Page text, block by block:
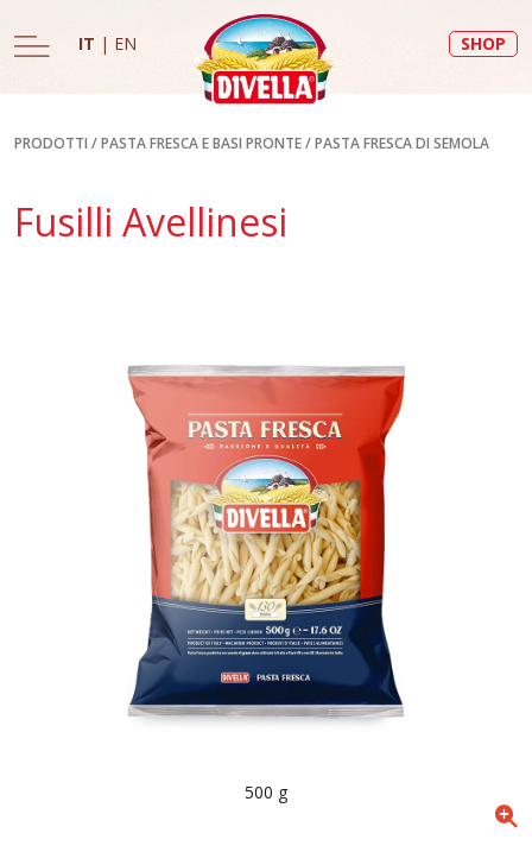
IT | EN SHOP
PRODOTTI /PASTA FRESCA E BASI PRONTE/PASTA FRESCA DI SEMOLA
Fusilli Avellinesi
500 g